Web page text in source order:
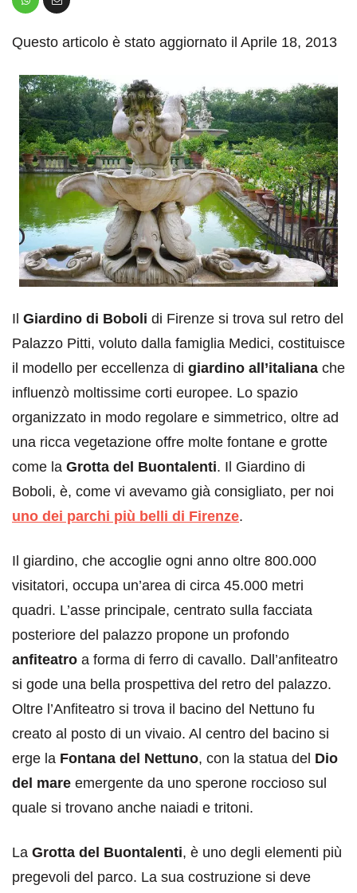
Questo articolo è stato aggiornato il Aprile 18, 2013
Il Giardino di Boboli di Firenze si trova sul retro del
Palazzo Pitti, voluto dalla famiglia Medici, costituisce
il modello per eccellenza di giardino all’italiana che
influenzò moltissime corti europee. Lo spazio
organizzato in modo regolare e simmetrico, oltre ad
una ricca vegetazione offre molte fontane e grotte
come la Grotta del Buontalenti. Il Giardino di
Boboli, è, come vi avevamo già consigliato, per noi
uno dei parchi più belli di Firenze.
Il giardino, che accoglie ogni anno oltre 800.000
visitatori, occupa un’area di circa 45.000 metri
quadri. L’asse principale, centrato sulla facciata
posteriore del palazzo propone un profondo
anfiteatro a forma di ferro di cavallo. Dall’anfiteatro
si gode una bella prospettiva del retro del palazzo.
Oltre l’Anfiteatro si trova il bacino del Nettuno fu
creato al posto di un vivaio. Al centro del bacino si
erge la Fontana del Nettuno, con la statua del Dio
del mare emergente da uno sperone roccioso sul
quale si trovano anche naiadi e tritoni.
La Grotta del Buontalenti, è uno degli elementi più
pregevoli del parco. La sua costruzione si deve